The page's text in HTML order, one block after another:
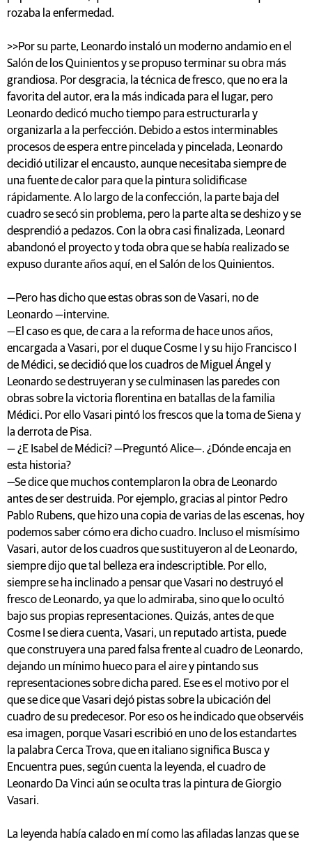
rozaba la enfermedad.
>>Por su parte, Leonardo instaló un moderno andamio en el
Salón de los Quinientos y se propuso terminar su obra más
grandiosa. Por desgracia, la técnica de fresco, que no era la
favorita del autor, era la más indicada para el lugar, pero
Leonardo dedicó mucho tiempo para estructurarla y
organizarla a la perfección. Debido a estos interminables
procesos de espera entre pincelada y pincelada, Leonardo
decidió utilizar el encausto, aunque necesitaba siempre de
una fuente de calor para que la pintura solidificase
rápidamente. A lo largo de la confección, la parte baja del
cuadro se secó sin problema, pero la parte alta se deshizo y se
desprendió a pedazos. Con la obra casi finalizada, Leonard
abandonó el proyecto y toda obra que se había realizado se
expuso durante años aquí, en el Salón de los Quinientos.
—Pero has dicho que estas obras son de Vasari, no de
Leonardo —intervine.
—El caso es que, de cara a la reforma de hace unos años,
encargada a Vasari, por el duque Cosme I y su hijo Francisco I
de Médici, se decidió que los cuadros de Miguel Ángel y
Leonardo se destruyeran y se culminasen las paredes con
obras sobre la victoria florentina en batallas de la familia
Médici. Por ello Vasari pintó los frescos que la toma de Siena y
la derrota de Pisa.
— ¿E Isabel de Médici? —Preguntó Alice—. ¿Dónde encaja en
esta historia?
—Se dice que muchos contemplaron la obra de Leonardo
antes de ser destruida. Por ejemplo, gracias al pintor Pedro
Pablo Rubens, que hizo una copia de varias de las escenas, hoy
podemos saber cómo era dicho cuadro. Incluso el mismísimo
Vasari, autor de los cuadros que sustituyeron al de Leonardo,
siempre dijo que tal belleza era indescriptible. Por ello,
siempre se ha inclinado a pensar que Vasari no destruyó el
fresco de Leonardo, ya que lo admiraba, sino que lo ocultó
bajo sus propias representaciones. Quizás, antes de que
Cosme I se diera cuenta, Vasari, un reputado artista, puede
que construyera una pared falsa frente al cuadro de Leonardo,
dejando un mínimo hueco para el aire y pintando sus
representaciones sobre dicha pared. Ese es el motivo por el
que se dice que Vasari dejó pistas sobre la ubicación del
cuadro de su predecesor. Por eso os he indicado que observéis
esa imagen, porque Vasari escribió en uno de los estandartes
la palabra Cerca Trova, que en italiano significa Busca y
Encuentra pues, según cuenta la leyenda, el cuadro de
Leonardo Da Vinci aún se oculta tras la pintura de Giorgio
Vasari.
La leyenda había calado en mí como las afiladas lanzas que se